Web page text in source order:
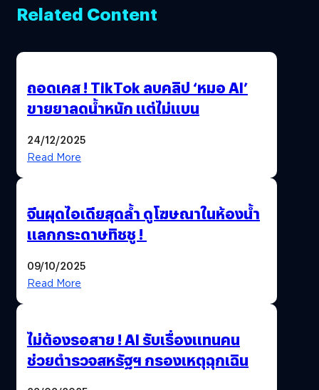
Related Content
ถอดเคส ! TikTok ลบคลิป ‘หมอ AI’
ขายยาลดน้ำหนัก แต่ไม่แบน
24/12/2025
Read More
จีนผุดไอเดียสุดล้ำ ดูโฆษณาในห้องน้ำ
แลกกระดาษทิชชู !
09/10/2025
Read More
ไม่ต้องรอสาย ! AI รับเรื่องแทนคน
ช่วยตำรวจสหรัฐฯ กรองเหตุฉุกเฉิน